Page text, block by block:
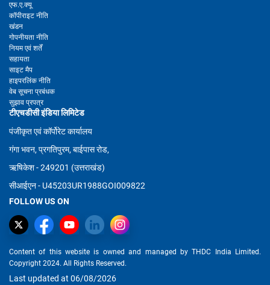
एफ.ए.क्यू
कॉपीराइट नीति
खंडन
गोपनीयता नीति
नियम एवं शर्तें
सहायता
साइट मैप
हाइपरलिंक नीति
वेब सूचना प्रबंधक
सुझाव प्रपत्र
टीएचडीसी इंडिया लिमिटेड
पंजीकृत एवं कॉर्पोरेट कार्यालय
गंगा भवन, प्रगतिपुरम, बाईपास रोड,
ऋषिकेश - 249201 (उत्तराखंड)
सीआईएन - U45203UR1988GOI009822
FOLLOW US ON
Content of this website is owned and managed by THDC India Limited.
Copyright 2024. All Rights Reserved.
Last updated at 06/08/2026